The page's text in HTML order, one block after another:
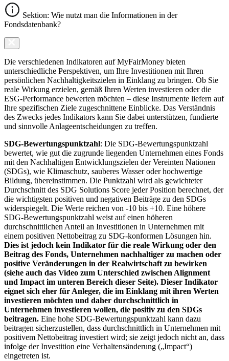
Sektion: Wie nutzt man die Informationen in der
Fondsdatenbank?
Die verschiedenen Indikatoren auf MyFairMoney bieten
unterschiedliche Perspektiven, um Ihre Investitionen mit Ihren
persönlichen Nachhaltigkeitszielen in Einklang zu bringen. Ob Sie
reale Wirkung erzielen, gemäß Ihren Werten investieren oder die
ESG-Performance bewerten möchten – diese Instrumente liefern auf
Ihre spezifischen Ziele zugeschnittene Einblicke. Das Verständnis
des Zwecks jedes Indikators kann Sie dabei unterstützen, fundierte
und sinnvolle Anlageentscheidungen zu treffen.
SDG-Bewertungspunktzahl: Die SDG-Bewertungspunktzahl
bewertet, wie gut die zugrunde liegenden Unternehmen eines Fonds
mit den Nachhaltigen Entwicklungszielen der Vereinten Nationen
(SDGs), wie Klimaschutz, sauberes Wasser oder hochwertige
Bildung, übereinstimmen. Die Punktzahl wird als gewichteter
Durchschnitt des SDG Solutions Score jeder Position berechnet, der
die wichtigsten positiven und negativen Beiträge zu den SDGs
widerspiegelt. Die Werte reichen von -10 bis +10. Eine höhere
SDG-Bewertungspunktzahl weist auf einen höheren
durchschnittlichen Anteil an Investitionen in Unternehmen mit
einem positiven Nettobeitrag zu SDG-konformen Lösungen hin.
Dies ist jedoch kein Indikator für die reale Wirkung oder den
Beitrag des Fonds, Unternehmen nachhaltiger zu machen oder
positive Veränderungen in der Realwirtschaft zu bewirken
(siehe auch das Video zum Unterschied zwischen Alignment
und Impact im unteren Bereich dieser Seite). Dieser Indikator
eignet sich eher für Anleger, die im Einklang mit ihren Werten
investieren möchten und daher durchschnittlich in
Unternehmen investieren wollen, die positiv zu den SDGs
beitragen. Eine hohe SDG-Bewertungspunktzahl kann dazu
beitragen sicherzustellen, dass durchschnittlich in Unternehmen mit
positivem Nettobeitrag investiert wird; sie zeigt jedoch nicht an, dass
infolge der Investition eine Verhaltensänderung („Impact“)
eingetreten ist.